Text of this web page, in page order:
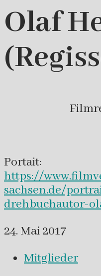
Olaf
Portait:
https://
sachsen.de/
drehbuchautor-
24. Mai 2017
Mitglieder